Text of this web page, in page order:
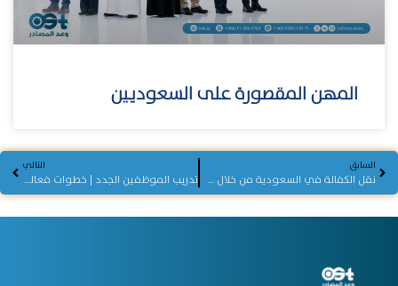
المهن المقصورة على السعوديين
السابق
نقل الكفالة في السعودية من خلال شركة وعد المصادر
التالي
تدريب الموظفين الجدد | خطوات فعالة للحلول التشغيلية